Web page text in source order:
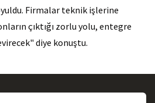
Firmalar teknik işlerine
çıktığı zorlu yolu, entegre
diye konuştu.